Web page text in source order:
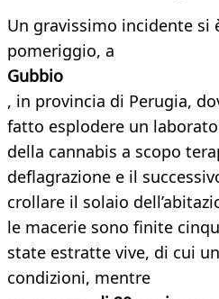
Un gravissimo incidente si
pomeriggio, a
Gubbio
, in provincia di Perugia,
fatto esplodere un
della cannabis a scopo
deflagrazione e il
crollare il solaio
le macerie sono finite
state estratte vive, di cui
condizioni, mentre